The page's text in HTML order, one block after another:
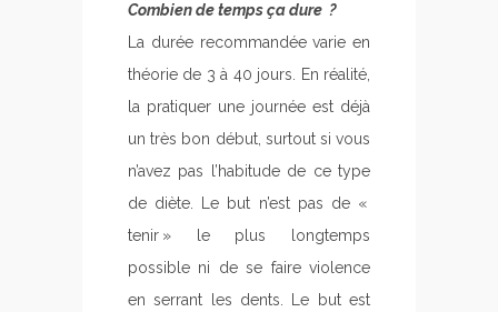
Combien de temps ça dure ?
La durée recommandée varie en
théorie de 3 à 40 jours. En réalité,
la pratiquer une journée est déjà
un très bon début, surtout si vous
n’avez pas l’habitude de ce type
de diète. Le but n’est pas de «
tenir » le plus longtemps
possible ni de se faire violence
en serrant les dents. Le but est